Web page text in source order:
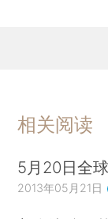
相关阅读
5月20日全
2013年05月21日